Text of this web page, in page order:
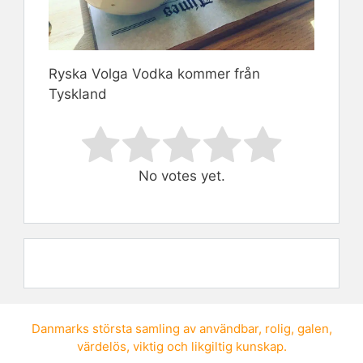
Ryska Volga Vodka kommer från
Tyskland
Rate this item:
Submit Rating
No votes yet.
Danmarks största samling av användbar, rolig, galen,
värdelös, viktig och likgiltig kunskap.